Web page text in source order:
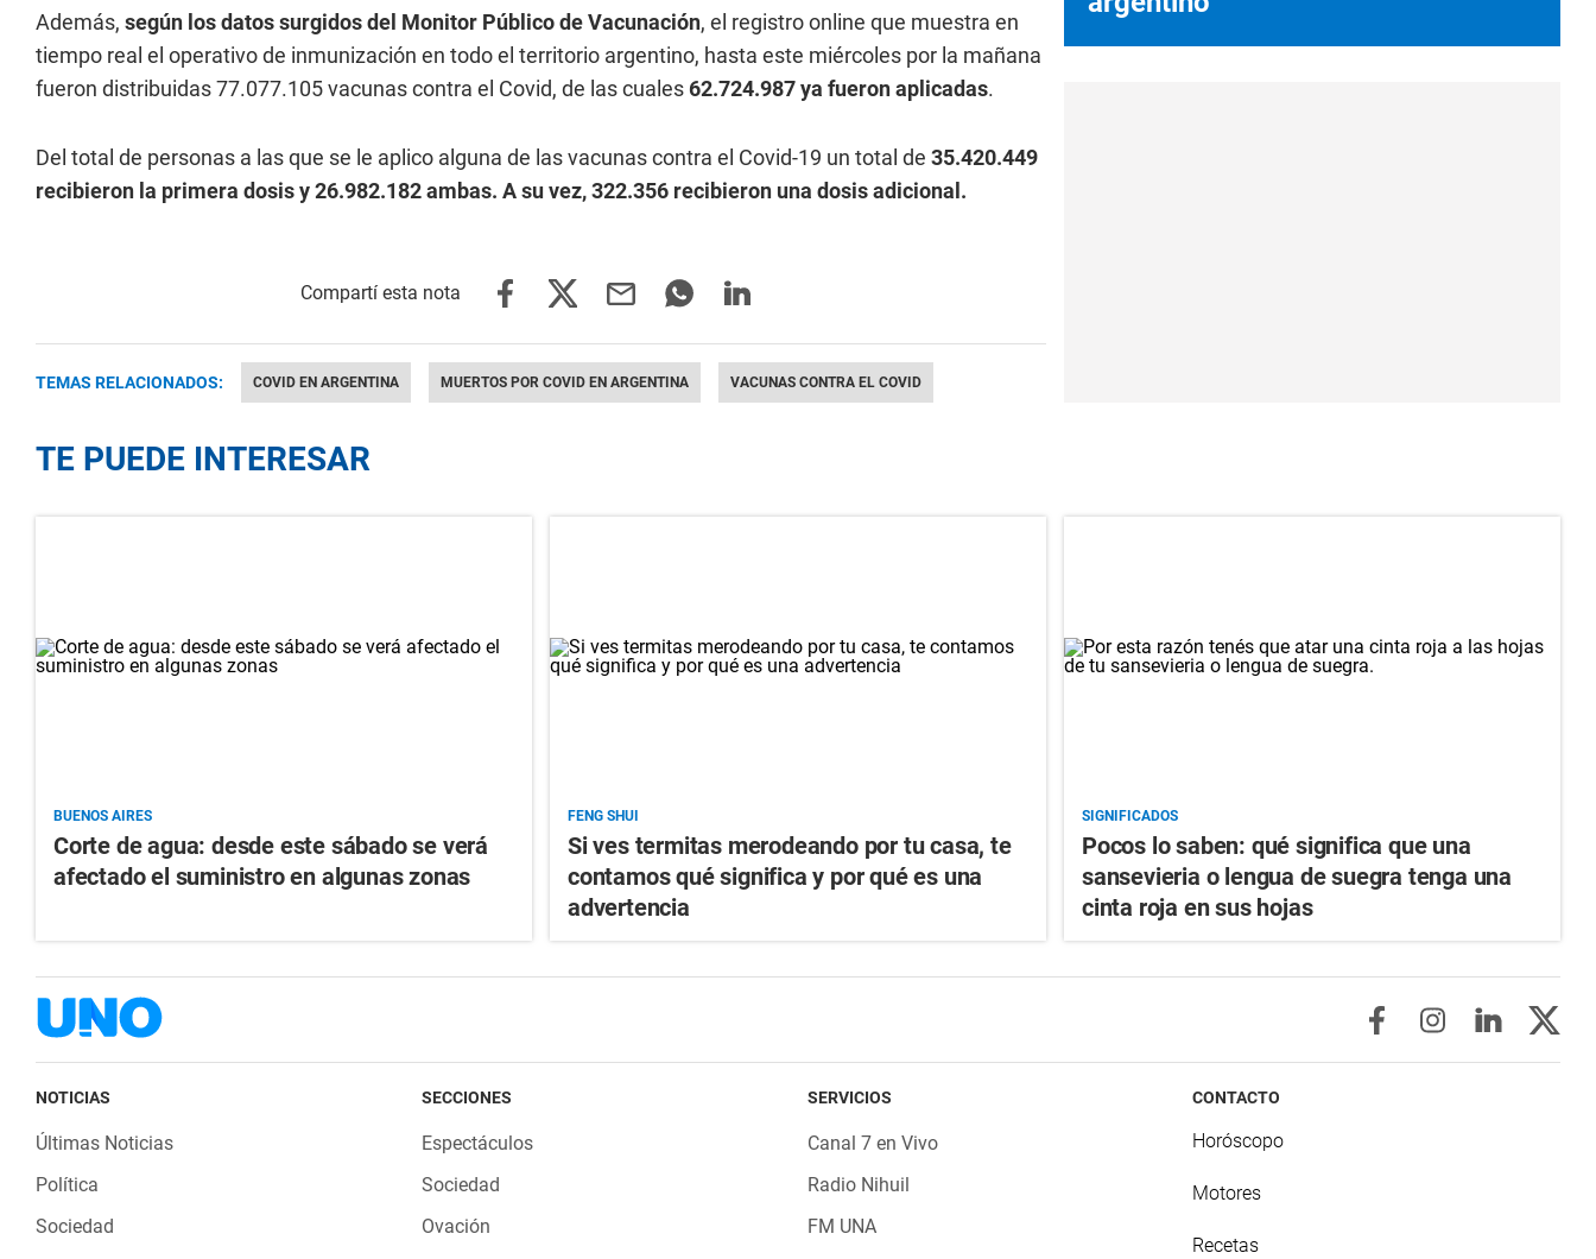
Además, según los datos surgidos del Monitor Público de Vacunación, el registro online que muestra en
tiempo real el operativo de inmunización en todo el territorio argentino, hasta este miércoles por la mañana
fueron distribuidas 77.077.105 vacunas contra el Covid, de las cuales62.724.987 ya fueron aplicadas.
Del total de personas a las que se le aplico alguna de las vacunas contra el Covid-19 un total de 35.420.449
recibieron la primera dosis y 26.982.182 ambas. A su vez, 322.356 recibieron una dosis adicional.
TEMAS RELACIONADOS: COVID EN ARGENTINA MUERTOS POR COVID EN ARGENTINA VACUNAS CONTRA EL COVID
TE PUEDE INTERESAR
BUENOS AIRES
Corte de agua: desde este sábado se verá
afectado el suministro en algunas zonas
FENG SHUI
Si ves termitas merodeando por tu casa, te
contamos qué significa y por qué es una
advertencia
SIGNIFICADOS
Pocos lo saben: qué significa que una
sansevieria o lengua de suegra tenga una
cinta roja en sus hojas
NOTICIAS
Últimas Noticias
Política
Sociedad
SECCIONES
Espectáculos
Sociedad
Ovación
SERVICIOS
Canal 7 en Vivo
Radio Nihuil
FM UNA
CONTACTO
Horóscopo
Motores
Recetas